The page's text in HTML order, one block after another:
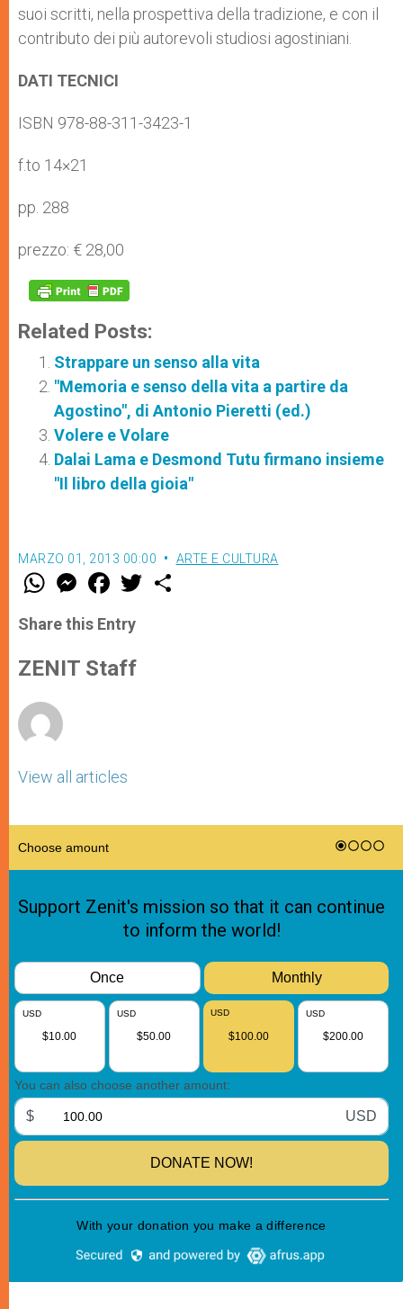
suoi scritti, nella prospettiva della tradizione, e con il
contributo dei più autorevoli studiosi agostiniani.
DATI TECNICI
ISBN 978-88-311-3423-1
f.to 14×21
pp. 288
prezzo: € 28,00
Related Posts:
Strappare un senso alla vita
"Memoria e senso della vita a partire da
Agostino", di Antonio Pieretti (ed.)
Volere e Volare
Dalai Lama e Desmond Tutu firmano insieme
"Il libro della gioia"
MARZO 01, 2013 00:00 ARTE E CULTURA
W
t
s
p
p
M
e
s
e
g
e
F
a
e
b
o
k
w
Share this Entry
ZENIT Staff
View all articles